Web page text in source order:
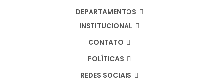
DEPARTAMENTOS
INSTITUCIONAL
CONTATO
POLÍTICAS
REDES SOCIAIS